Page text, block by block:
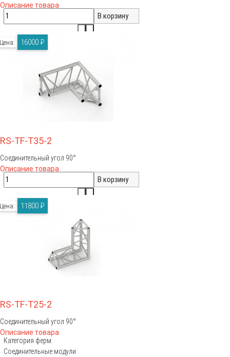
Описание товара
RS-TF-T35-2
Соединительный угол 90°
Описание товара
Цена: 16000 ₽
RS-TF-T25-2
Соединительный угол 90°
Описание товара
Цена: 11800 ₽
Категория ферм:
Соединительные модули